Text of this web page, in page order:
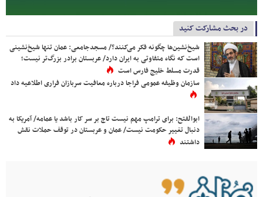
در بحث مشارکت کنید
شیخ‌نشین‌ها چگونه فکر می‌کنند؟/ مسجدجامعی: عمان تنها شیخ‌نشینی
است که نگاه متفاوتی به ایران دارد/ عربستان برادر بزرگ‌تر نیست؛
قدرت مسلط خلیج فارس است
سازمان وظیفه عمومی فراجا درباره معافیت سربازان فراری اطلاعیه داد
ابوالفتح: برای ترامپ مهم نیست تاج بر سر کار باشد یا عمامه/ آمریکا به
دنبال تغییر حکومت نیست/ عمان و عربستان در توقف حملات نقش
داشتند